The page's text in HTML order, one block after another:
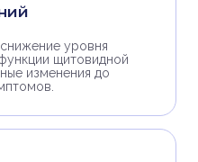
уровня
щитовидной
изменения до